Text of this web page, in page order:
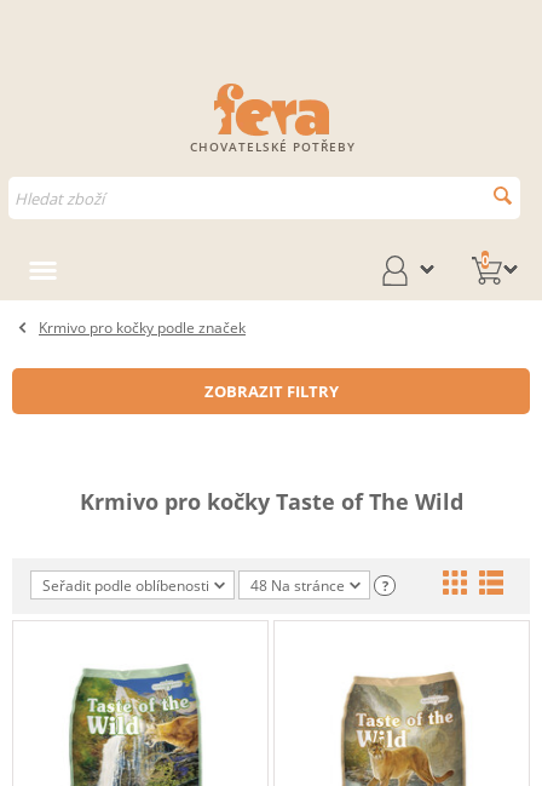
CHOVATELSKÉ POTŘEBY
0
Krmivo pro kočky podle značek
ZOBRAZIT FILTRY
Krmivo pro kočky Taste of The Wild
Seřadit podle oblíbenosti 48 Na stránce ?